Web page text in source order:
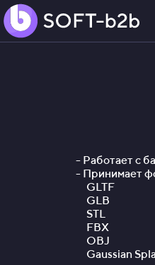
- Работает с
- Принимает
GLTF
GLB
STL
FBX
OBJ
Gaussian